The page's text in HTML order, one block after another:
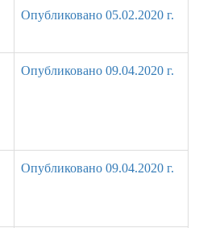
Опубликовано 05.02.2020 г.
Опубликовано 09.04.2020 г.
Опубликовано 09.04.2020 г.